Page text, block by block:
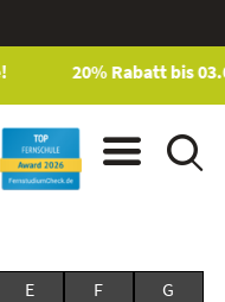
20% Rabatt bis
E F
G